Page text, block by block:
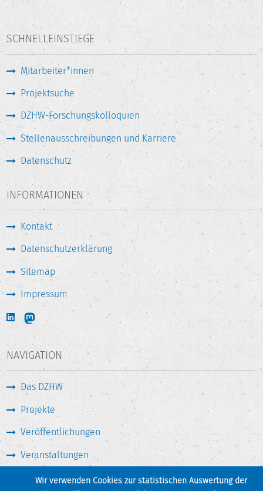
Wir verwenden Cookies zur statistischen Auswertung der
SCHNELLEINSTIEGE
Mitarbeiter*innen
Projektsuche
DZHW-Forschungskolloquien
Stellenausschreibungen und Karriere
Datenschutz
INFORMATIONEN
Kontakt
Datenschutzerklärung
Sitemap
Impressum
NAVIGATION
Das DZHW
Projekte
Veröffentlichungen
Veranstaltungen
Medien & Service